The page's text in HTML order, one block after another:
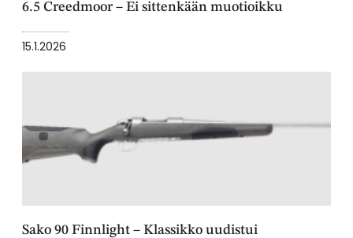
6.5 Creedmoor – Ei sittenkään muotioikku
15.1.2026
Sako 90 Finnlight – Klassikko uudistui